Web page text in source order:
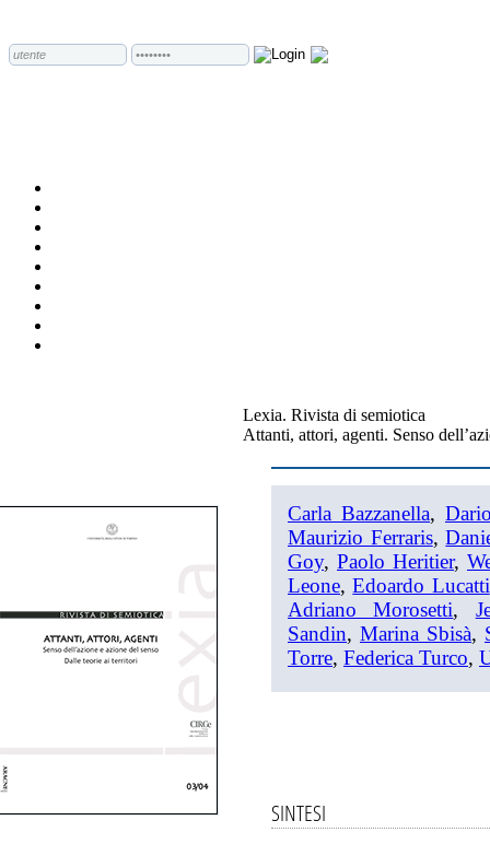
Lexia. Rivista di semiotica
Attanti, attori, agenti. Senso
Carla Bazzanella,
Maurizio Ferraris,
Goy, Paolo Heritier,
Leone,Edoardo Lucatti
Adriano Morosetti,
Sandin, Marina Sbisà,
Torre, Federica Turco,
SINTESI